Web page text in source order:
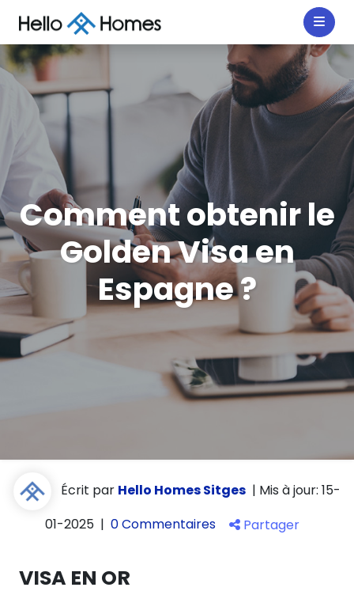
Comment obtenir le
Golden Visa en
Espagne ?
Écrit par Hello Homes Sitges | Mis à jour: 15-
01-2025 | 0 Commentaires Partager
VISA EN OR